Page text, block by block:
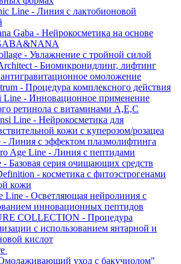
Line - Линия с лактобионовой
Gaba - Нейрокосметика на основе
- Увлажнение с тройной силой
- Биомикронидлинг, лифтинг
омоложение
- Процедура комплексного действия
Line - Инновационное применение
ретинола с витаминами A,Е,С
Line - Нейрокосметика для
кожи с куперозом/розацеа
- Линия с эффектом плазмолифтинга
Age Line - Линия с пептидами
- Базовая серия очищающих средств
- косметика с фитоэстрогенами
кожи
Line - Осветляющая нейролиния с
инновационных пептидов
COLLECTION - Процедура
с использованием янтарной и
кислот
уход с бакучиолом"